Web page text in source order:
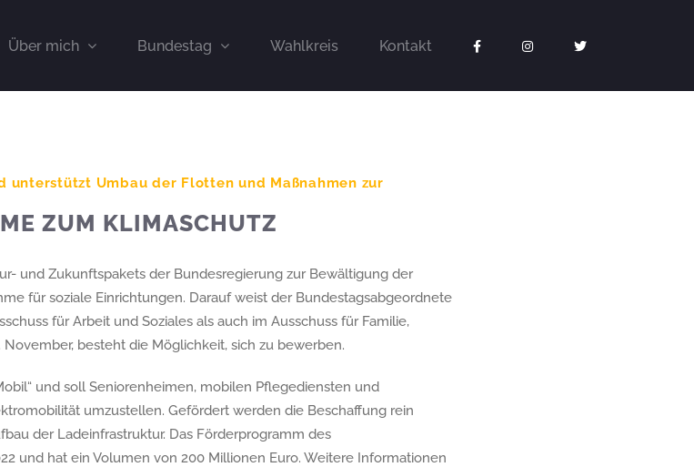
Über mich Bundestag Wahlkreis Kontakt
unterstützt Umbau der Flotten und Maßnahmen zur
ZUM KLIMASCHUTZ
und Zukunftspakets der Bundesregierung zur Bewältigung der
für soziale Einrichtungen. Darauf weist der Bundestagsabgeordnete
für Arbeit und Soziales als auch im Ausschuss für Familie,
besteht die Möglichkeit, sich zu bewerben.
und soll Seniorenheimen, mobilen Pflegediensten und
umzustellen. Gefördert werden die Beschaffung rein
der Ladeinfrastruktur. Das Förderprogramm des
und hat ein Volumen von 200 Millionen Euro. Weitere Informationen